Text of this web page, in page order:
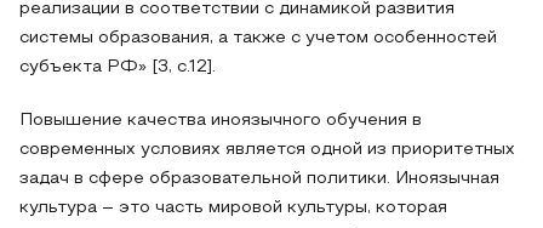
реализации в соответствии с динамикой развития
системы образования, а также с учетом особенностей
субъекта РФ» [3, с.12].
Повышение качества иноязычного обучения в
современных условиях является одной из приоритетных
задач в сфере образовательной политики. Иноязычная
культура – это часть мировой культуры, которая